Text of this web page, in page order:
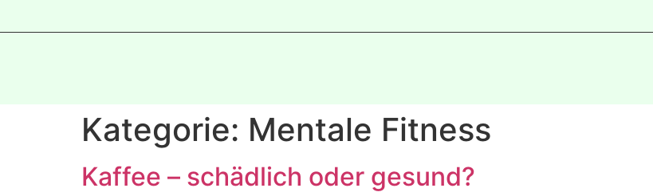
Kategorie: Mentale Fitness
Kaffee – schädlich oder gesund?